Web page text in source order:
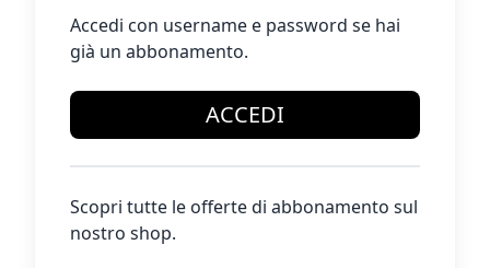
Accedi con username e password se hai
già un abbonamento.
ACCEDI
Scopri tutte le offerte di abbonamento sul
nostro shop.